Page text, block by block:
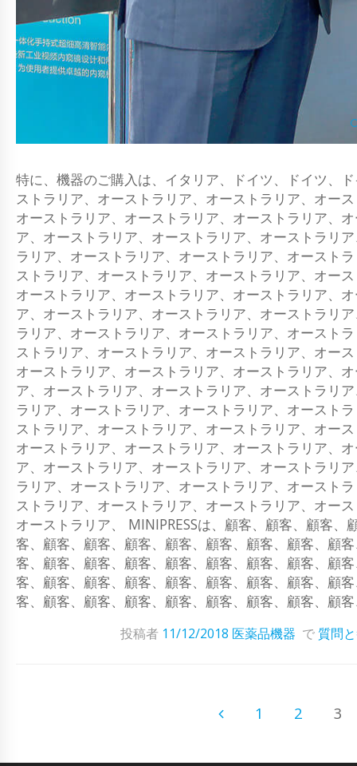
特に、機器のご購入は、イタリア、ドイツ、ドイツ、
ストラリア、オーストラリア、オーストラリア、オー
オーストラリア、オーストラリア、オーストラリア、
ア、オーストラリア、オーストラリア、オーストラリ
ラリア、オーストラリア、オーストラリア、オースト
ストラリア、オーストラリア、オーストラリア、オー
オーストラリア、オーストラリア、オーストラリア、
ア、オーストラリア、オーストラリア、オーストラリ
ラリア、オーストラリア、オーストラリア、オースト
ストラリア、オーストラリア、オーストラリア、オー
オーストラリア、オーストラリア、オーストラリア、
ア、オーストラリア、オーストラリア、オーストラリ
ラリア、オーストラリア、オーストラリア、オースト
ストラリア、オーストラリア、オーストラリア、オー
オーストラリア、オーストラリア、オーストラリア、
ア、オーストラリア、オーストラリア、オーストラリ
ラリア、オーストラリア、オーストラリア、オースト
ストラリア、オーストラリア、オーストラリア、オー
オーストラリア、 MINIPRESSは、顧客、顧客、顧客
客、顧客、顧客、顧客、顧客、顧客、顧客、顧客、顧
客、顧客、顧客、顧客、顧客、顧客、顧客、顧客、顧
客、顧客、顧客、顧客、顧客、顧客、顧客、顧客、顧
客、顧客、顧客、顧客、顧客、顧客、顧客、顧客、顧
投稿者 11/12/2018 医薬品機器 で 質問
1 2 3